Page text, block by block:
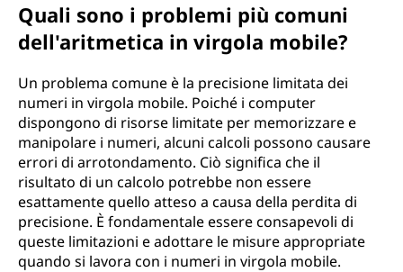
Quali sono i problemi più comuni
dell'aritmetica in virgola mobile?
Un problema comune è la precisione limitata dei
numeri in virgola mobile. Poiché i computer
dispongono di risorse limitate per memorizzare e
manipolare i numeri, alcuni calcoli possono causare
errori di arrotondamento. Ciò significa che il
risultato di un calcolo potrebbe non essere
esattamente quello atteso a causa della perdita di
precisione. È fondamentale essere consapevoli di
queste limitazioni e adottare le misure appropriate
quando si lavora con i numeri in virgola mobile.